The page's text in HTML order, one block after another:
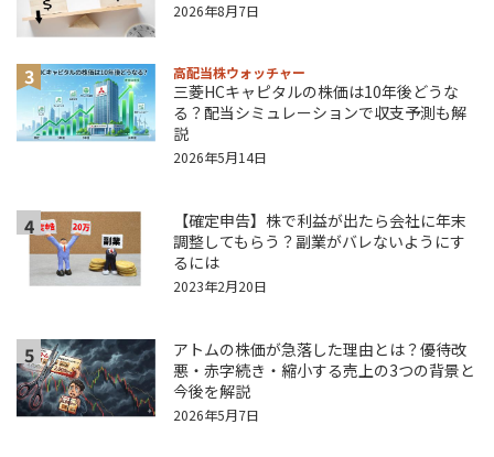
2026年8月7日
3 高配当株ウォッチャー
三菱HCキャピタルの株価は10年後どうな
る？配当シミュレーションで収支予測も解
説
2026年5月14日
4
【確定申告】株で利益が出たら会社に年末
調整してもらう？副業がバレないようにす
るには
2023年2月20日
5
アトムの株価が急落した理由とは？優待改
悪・赤字続き・縮小する売上の3つの背景と
今後を解説
2026年5月7日